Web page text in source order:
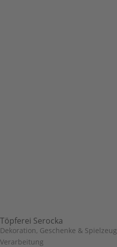
Töpferei Serocka
Dekoration, Geschenke & Spielzeug
Verarbeitung